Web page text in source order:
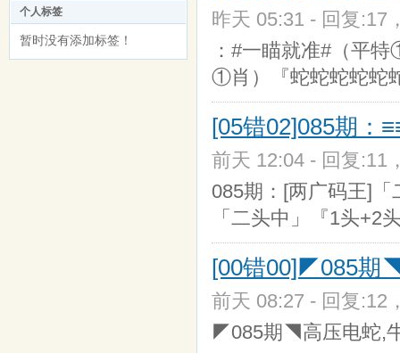
个人标签
暂时没有添加标签！
昨天 05:31 - 回复:17
：#一瞄就准#（平
①肖）『蛇蛇蛇蛇蛇
[05错02]085期：
前天 12:04 - 回复:11
085期：[两广码王]
「二头中」『1头+2
[00错00]◤085期
前天 08:27 - 回复:12
◤085期◥高压电蛇,